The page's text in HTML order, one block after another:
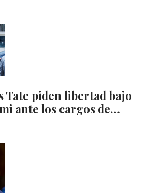
Tate piden libertad bajo
ante los cargos de…